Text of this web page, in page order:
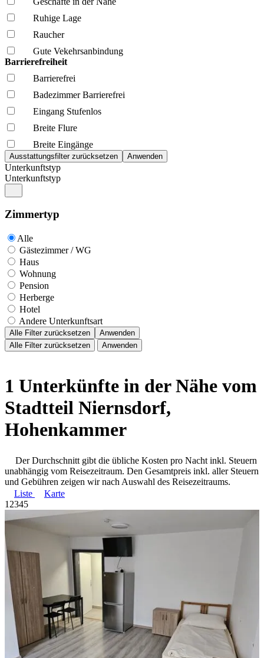
Ruhige Lage
Raucher
Gute Vekehrsanbindung
Barrierefreiheit
Barrierefrei
Badezimmer Barrierefrei
Eingang Stufenlos
Breite Flure
Breite Eingänge
Unterkunftstyp
Unterkunftstyp
Zimmertyp
Alle
Gästezimmer / WG
Haus
Wohnung
Pension
Herberge
Hotel
Andere Unterkunftsart
Alle Filter zurücksetzen
Anwenden
Alle Filter zurücksetzen
Anwenden
1 Unterkünfte in der Nähe vom
Stadtteil Niernsdorf,
Hohenkammer
Der Durchschnitt gibt die übliche Kosten pro Nacht inkl. Steuern
unabhängig vom Reisezeitraum. Den Gesamtpreis inkl. aller Steuern
und Gebühren zeigen wir nach Auswahl des Reisezeitraums.
Liste
Karte
1 2345